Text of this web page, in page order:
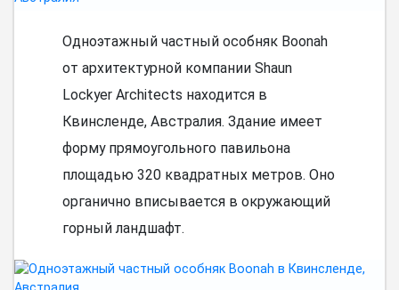
Одноэтажный частный особняк Boonah
от архитектурной компании Shaun
Lockyer Architects находится в
Квинсленде, Австралия. Здание имеет
форму прямоугольного павильона
площадью 320 квадратных метров. Оно
органично вписывается в окружающий
горный ландшафт.